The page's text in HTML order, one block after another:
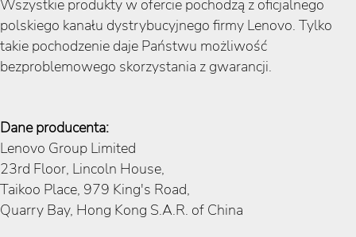
Wszystkie produkty w ofercie pochodzą z oficjalnego
polskiego kanału dystrybucyjnego firmy Lenovo. Tylko
takie pochodzenie daje Państwu możliwość
bezproblemowego skorzystania z gwarancji.
Dane producenta:
Lenovo Group Limited
23rd Floor, Lincoln House,
Taikoo Place, 979 King's Road,
Quarry Bay, Hong Kong S.A.R. of China